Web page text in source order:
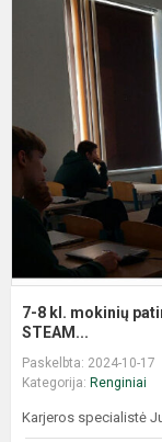
7-8 kl. mokinių
STEAM...
Paskelbta: 2024-10-17
Kategorija: Renginiai
Karjeros specialistė